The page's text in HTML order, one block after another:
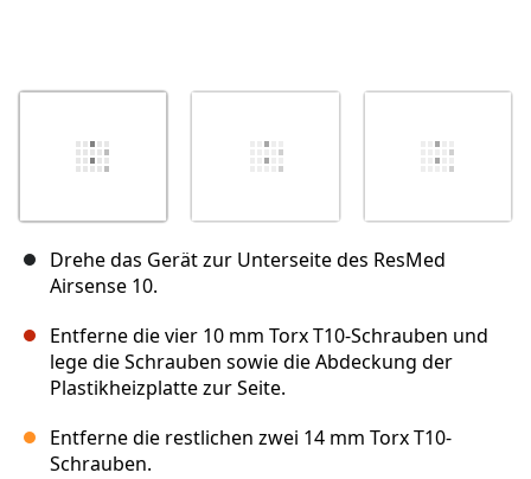
Drehe das Gerät zur Unterseite des ResMed
Airsense 10.
Entferne die vier 10 mm Torx T10-Schrauben und
lege die Schrauben sowie die Abdeckung der
Plastikheizplatte zur Seite.
Entferne die restlichen zwei 14 mm Torx T10-
Schrauben.